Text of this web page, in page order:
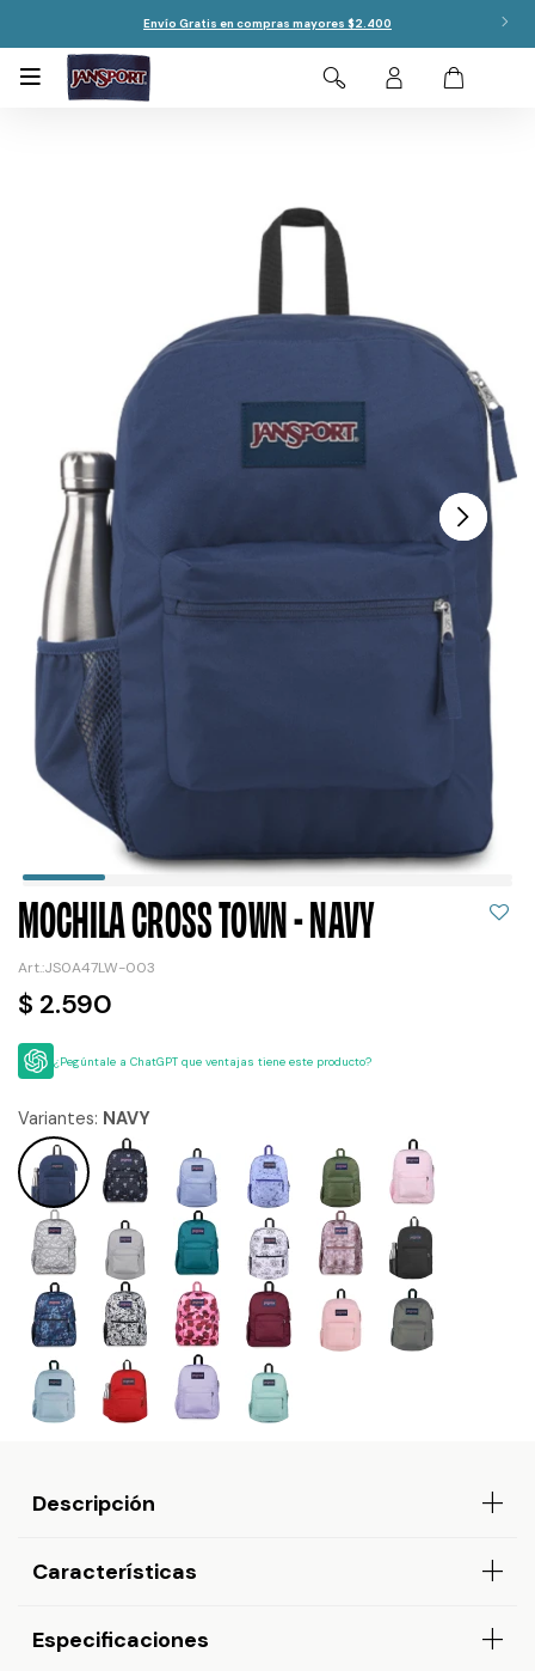
Envío Gratis en compras mayores $2.400

MOCHILA CROSS TOWN - NAVY
JS0A47LW-003
$ 2.590
¿Pegúntale a ChatGPT que ventajas tiene este producto?
Variantes: NAVY
Descripción
Características
Especificaciones